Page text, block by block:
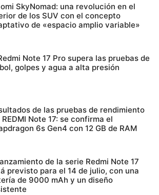
SkyNomad: una revolución en el
de los SUV con el concepto
de «espacio amplio variable»
Note 17 Pro supera las pruebas de
golpes y agua a alta presión
de las pruebas de rendimiento
Note 17: se confirma el
6s Gen4 con 12 GB de RAM
de la serie Redmi Note 17
previsto para el 14 de julio, con una
de 9000 mAh y un diseño